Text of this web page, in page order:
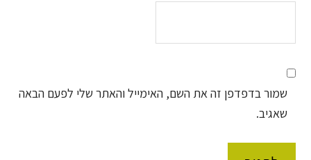
שמור בדפדפן זה את השם, האימייל והאתר שלי לפעם הבאה
שאגיב.